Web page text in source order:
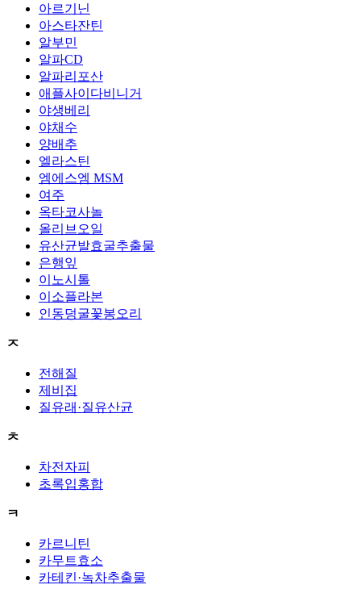
아르기닌
아스타잔틴
알부민
알파CD
알파리포산
애플사이다비니거
야생베리
야채수
양배추
엘라스틴
엠에스엠 MSM
여주
옥타코사놀
올리브오일
유산균발효굴추출물
은행잎
이노시톨
이소플라본
인동덩굴꽃봉오리
ㅈ
전해질
제비집
질유래·질유산균
ㅊ
차전자피
초록입홍합
ㅋ
카르니틴
카무트효소
카테킨·녹차추출물